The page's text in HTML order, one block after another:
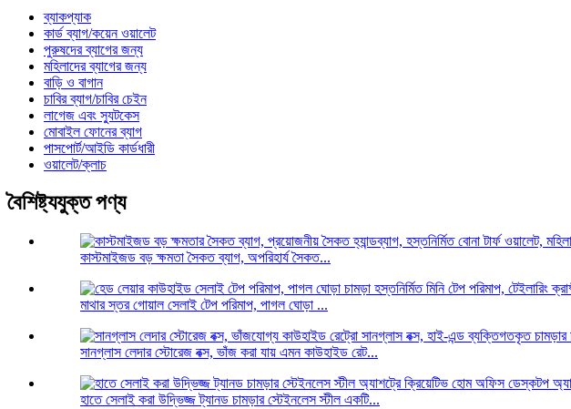
ব্যাকপ্যাক
কার্ড ব্যাগ/কয়েন ওয়ালেট
পুরুষদের ব্যাগের জন্য
মহিলাদের ব্যাগের জন্য
বাড়ি ও বাগান
চাবির ব্যাগ/চাবির চেইন
লাগেজ এবং স্যুটকেস
মোবাইল ফোনের ব্যাগ
পাসপোর্ট/আইডি কার্ডধারী
ওয়ালেট/ক্লাচ
বৈশিষ্ট্যযুক্ত পণ্য
কাস্টমাইজড বড় ক্ষমতা সৈকত ব্যাগ, অপরিহার্য সৈকত...
মাথার স্তর গোয়াল সেলাই টেপ পরিমাপ, পাগল ঘোড়া ...
সানগ্লাস লেদার স্টোরেজ বক্স, ভাঁজ করা যায় এমন কাউহাইড রেট...
হাতে সেলাই করা উদ্ভিজ্জ ট্যানড চামড়ার স্টেইনলেস স্টীল একটি...